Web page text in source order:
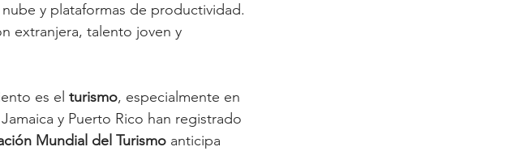
y plataformas de productividad.
extranjera, talento joven y
es el turismo, especialmente en
y Puerto Rico han registrado
Mundial del Turismo anticipa